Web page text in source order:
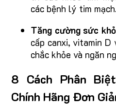
các bệnh lý tim
Tăng cường sức
cấp canxi, vitamin D
chắc khỏe và ngăn
8 Cách Phân
Chính Hãng Đơn